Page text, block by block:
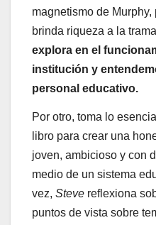
magnetismo de
brinda riqueza a la
explora en el
institución y
personal educativo.
Por otro, toma lo
libro para crear una
joven, ambicioso y con
medio de un sistema
vez, Steve reflexiona
puntos de vista sobre